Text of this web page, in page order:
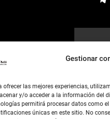
Gestionar
ofrecer las mejores experiencias,
y/o acceder a la información del
permitirá procesar datos como
únicas en este sitio. No
explícito.
demás posibles,
expreso de la
Search